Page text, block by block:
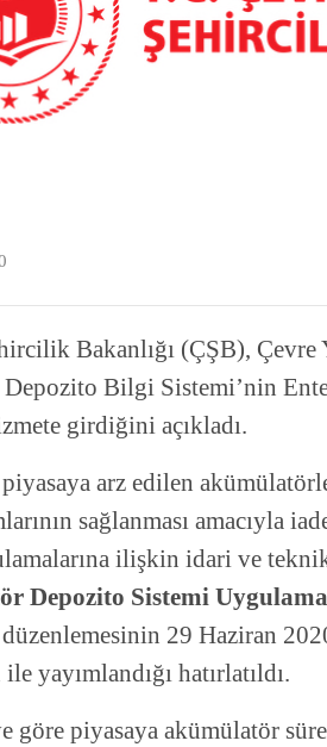
Bakanlığı (ÇŞB),
Bilgi Sistemi’nin
girdiğini açıkladı.
arz edilen
sağlanması amacıyla
ilişkin idari ve teknik
Depozito Sistemi
düzenlemesinin 29 Haziran
yayımlandığı hatırlatıldı.
göre piyasaya akümülatör